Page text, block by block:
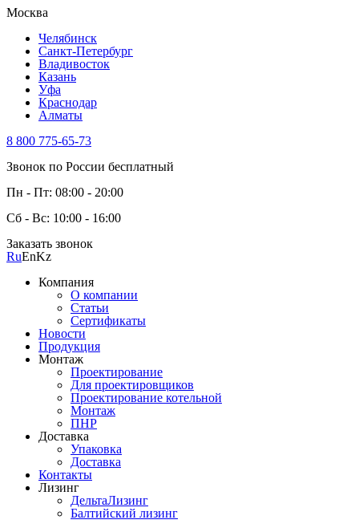
Москва
Челябинск
Санкт-Петербург
Владивосток
Казань
Уфа
Краснодар
Алматы
8 800 775-65-73
Звонок по России бесплатный
Пн - Пт: 08:00 - 20:00
Сб - Вс: 10:00 - 16:00
Заказать звонок
RuEnKz
Компания
О компании
Статьи
Сертификаты
Новости
Продукция
Монтаж
Проектирование
Для проектировщиков
Проектирование котельной
Монтаж
ПНР
Доставка
Упаковка
Доставка
Контакты
Лизинг
ДельтаЛизинг
Балтийский лизинг